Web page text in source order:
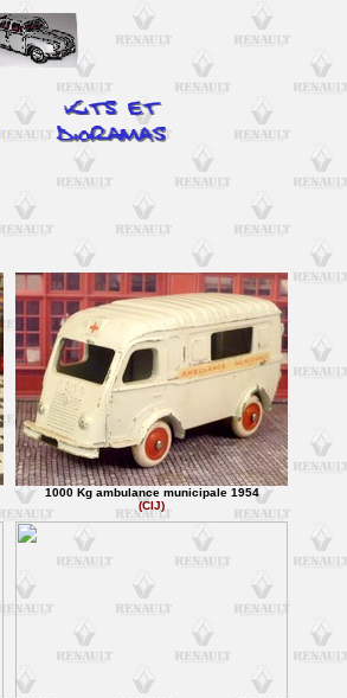
1000 Kg ambulance municipale 1954
(CIJ)